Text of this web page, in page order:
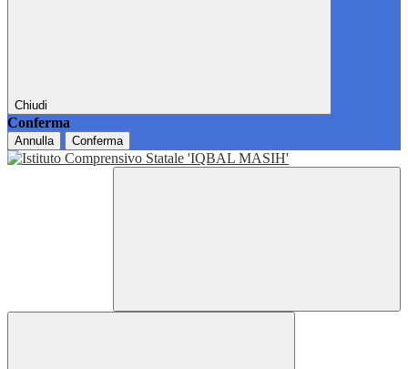
Chiudi
Conferma
Annulla Conferma